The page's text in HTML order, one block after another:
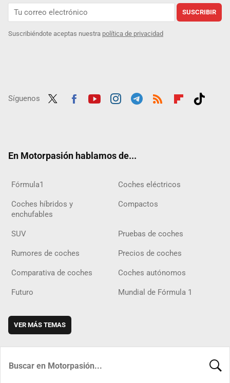
SUSCRIBIR
Suscribiéndote aceptas nuestra política de privacidad
Síguenos
En Motorpasión hablamos de...
Fórmula1 Coches eléctricos
Coches híbridos y
enchufables
Compactos
SUV Pruebas de coches
Rumores de coches Precios de coches
Comparativa de coches Coches autónomos
Futuro Mundial de Fórmula 1
VER MÁS TEMAS